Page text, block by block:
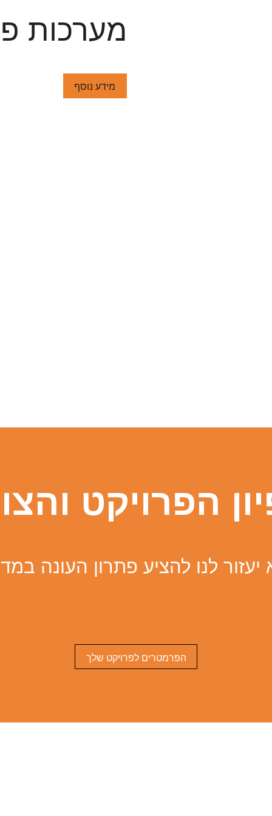
מערכות
מידע נוסף
הפרויקט
לנו להציע פתרון העונה
הפרמטרים לפרויקט שלך